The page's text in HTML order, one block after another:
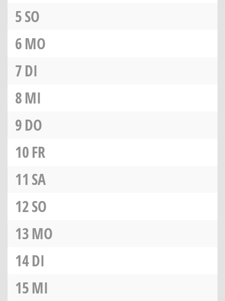
5SO
6MO
7DI
8MI
9DO
10FR
11 SA
12SO
13MO
14DI
15MI